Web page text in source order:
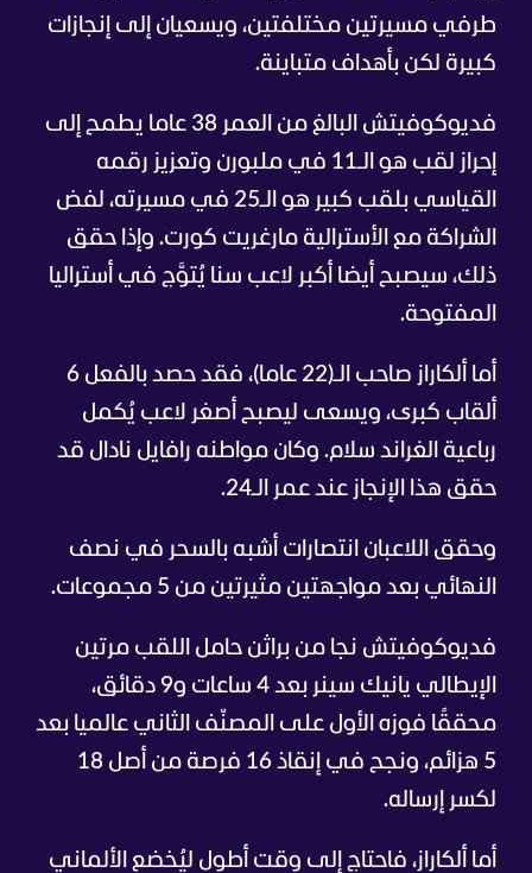
طرفي مسيرتين مختلفتين، ويسعيان إلى إنجازات
كبيرة لكن بأهداف متباينة.
فديوكوفيتش البالغ من العمر 38 عاما يطمح إلى
إحراز لقب هو الـ11 في ملبورن وتعزيز رقمه
القياسي بلقب كبير هو الـ25 في مسيرته، لفض
الشراكة مع الأسترالية مارغريت كورت. وإذا حقق
ذلك، سيصبح أيضا أكبر لاعب سنا يُتوَّج في أستراليا
المفتوحة.
أما ألكاراز صاحب الـ(22 عاما)، فقد حصد بالفعل 6
ألقاب كبرى، ويسعى ليصبح أصغر لاعب يُكمل
رباعية الغراند سلام. وكان مواطنه رافايل نادال قد
حقق هذا الإنجاز عند عمر الـ24.
وحقق اللاعبان انتصارات أشبه بالسحر في نصف
النهائي بعد مواجهتين مثيرتين من 5 مجموعات.
فديوكوفيتش نجا من براثن حامل اللقب مرتين
الإيطالي يانيك سينر بعد 4 ساعات و9 دقائق،
محققًا فوزه الأول على المصنّف الثاني عالميا بعد
5 هزائم، ونجح في إنقاذ 16 فرصة من أصل 18
لكسر إرساله.
أما ألكاراز، فاحتاج إلى وقت أطول ليُخضع الألماني